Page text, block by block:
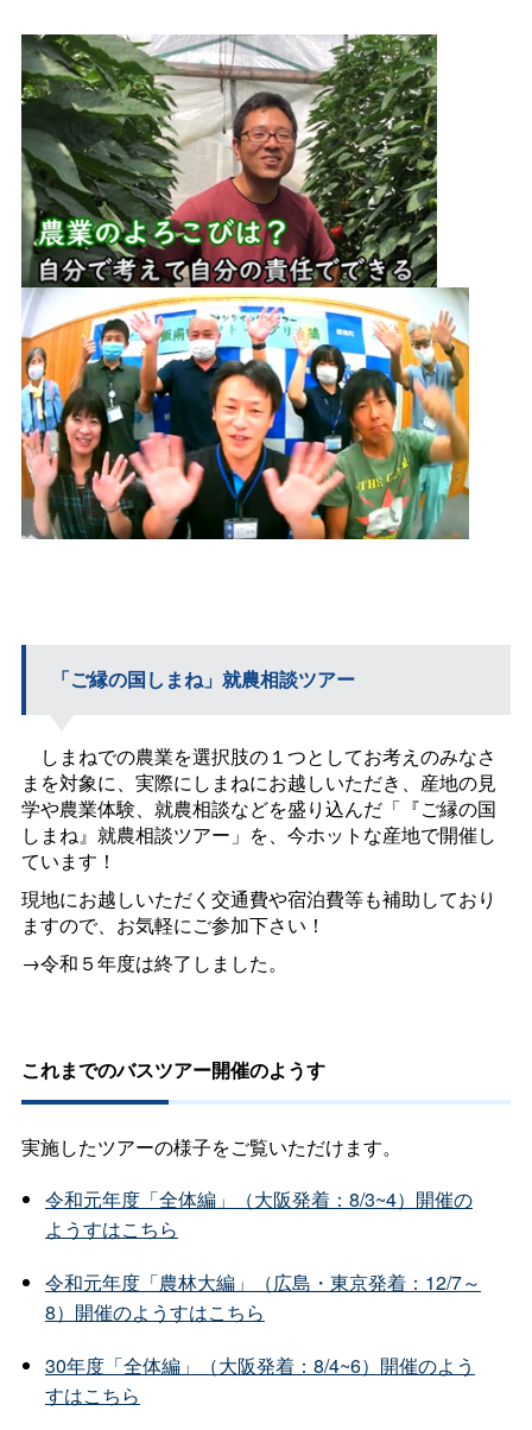
「ご縁の国しまね」就農相談ツアー
しまねでの農業を選択肢の１つとしてお考えのみなさ
まを対象に、実際にしまねにお越しいただき、産地の見
学や農業体験、就農相談などを盛り込んだ「『ご縁の国
しまね』就農相談ツアー」を、今ホットな産地で開催し
ています！
現地にお越しいただく交通費や宿泊費等も補助しており
ますので、お気軽にご参加下さい！
→令和５年度は終了しました。
これまでのバスツアー開催のようす
実施したツアーの様子をご覧いただけます。
令和元年度「全体編」（大阪発着：8/3~4）開催の
ようすはこちら
令和元年度「農林大編」（広島・東京発着：12/7～
8）開催のようすはこちら
30年度「全体編」（大阪発着：8/4~6）開催のよう
すはこちら